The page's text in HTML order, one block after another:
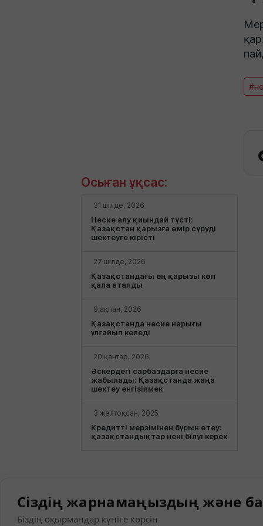
Осыған ұқсас:
31 шілде, 2026
Несие алу қиындай түсті:
Қазақстан қарызға өмір сүруді
шектеуге кірісті
27 шілде, 2026
Қазақстандағы ең қарызы көп
қала аталды
9 ақпан, 2026
Қазақстанда несие нарығы
ұлғайып келеді
20 қаңтар, 2026
Әскердегі сарбаздарға несие
жабылады: Қазақстанда жаңа
шектеу енгізілмек
3 желтоқсан, 2025
Кредитті мерзімінен бұрын өтеу:
қазақстандықтар нені білуі керек
Сіздің жарнамаңыздың және
Біздің оқырмандар күніге көрсін